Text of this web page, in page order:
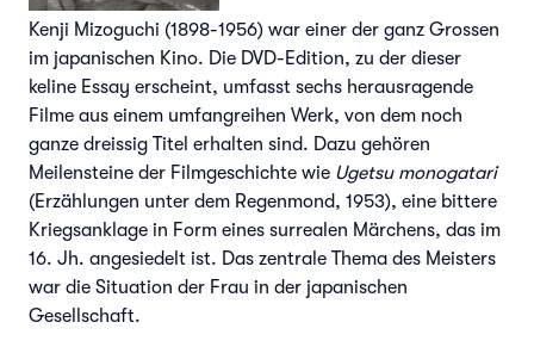
Kenji Mizoguchi (1898-1956) war einer der ganz Grossen
im japanischen Kino. Die DVD-Edition, zu der dieser
keline Essay erscheint, umfasst sechs herausragende
Filme aus einem umfangreihen Werk, von dem noch
ganze dreissig Titel erhalten sind. Dazu gehören
Meilensteine der Filmgeschichte wie Ugetsu monogatari
(Erzählungen unter dem Regenmond, 1953), eine bittere
Kriegsanklage in Form eines surrealen Märchens, das im
16. Jh. angesiedelt ist. Das zentrale Thema des Meisters
war die Situation der Frau in der japanischen
Gesellschaft.